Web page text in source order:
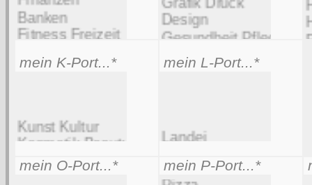
mein K-Port...* mein L-Port...*
mein O-Port...* mein P-Port...*